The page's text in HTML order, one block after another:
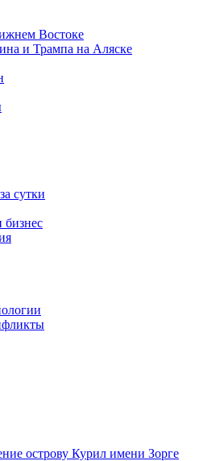
Востоке
и Трампа на Аляске
сутки
острову Курил имени Зорге